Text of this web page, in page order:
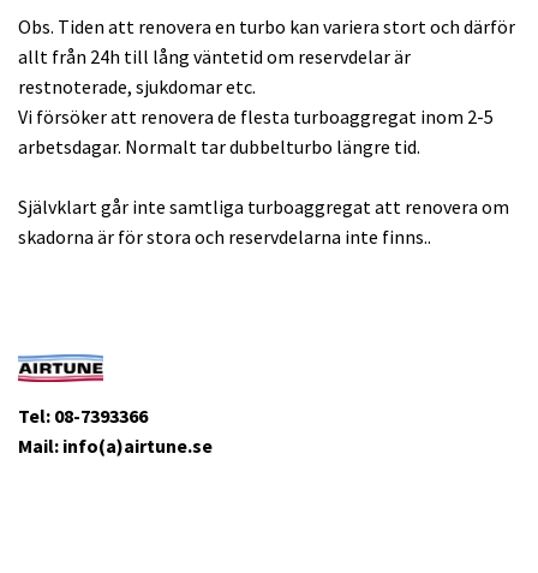
Obs. Tiden att renovera en turbo kan variera stort och därför
allt från 24h till lång väntetid om reservdelar är
restnoterade, sjukdomar etc.
Vi försöker att renovera de flesta turboaggregat inom 2-5
arbetsdagar. Normalt tar dubbelturbo längre tid.
Självklart går inte samtliga turboaggregat att renovera om
skadorna är för stora och reservdelarna inte finns..
Tel: 08-7393366
Mail: info(a)airtune.se